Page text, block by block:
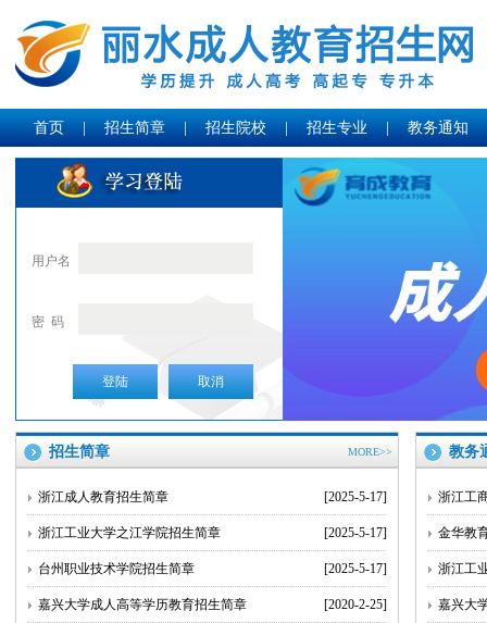
首页 招生简章 招生院校 招生专业 教务通知
用户名
密 码
登陆 取消
招生简章 MORE>>
[2025-5-17]
浙江成人教育招生简章
[2025-5-17]
浙江工业大学之江学院招生简章
[2025-5-17]
台州职业技术学院招生简章
[2020-2-25]
嘉兴大学成人高等学历教育招生简章
教务
浙江工
金华教
浙江工
嘉兴大
学费多少? 都需要交哪些费用?
答：学费是按照学分收取的。
专升本、高起专分别要学几年? 多长时间能拿到毕业证?